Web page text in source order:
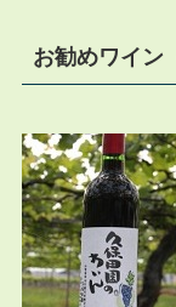
お勧めワイン